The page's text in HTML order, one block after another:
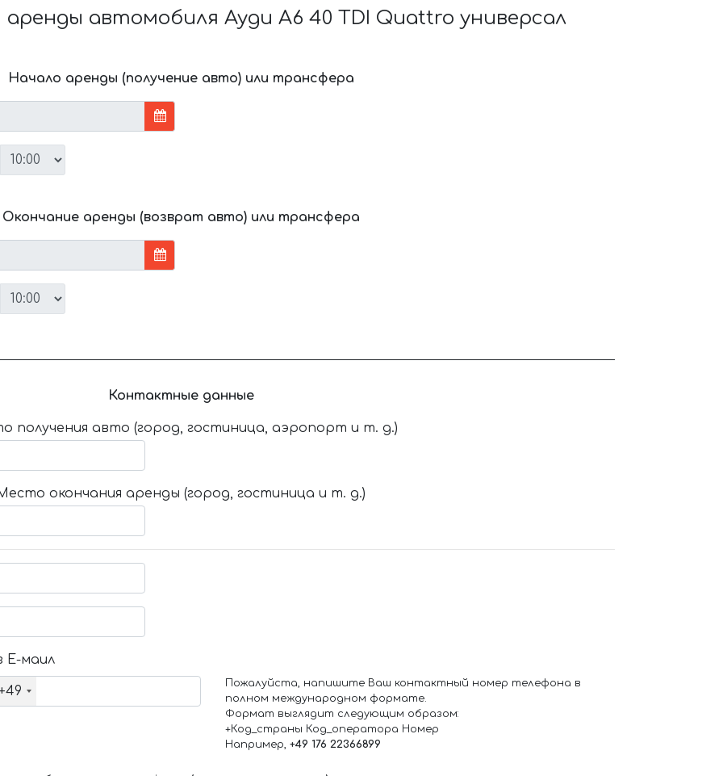
автомобиля Ауди A6 40 TDI Quattro универсал
Начало аренды (получение авто) или трансфера
Окончание аренды (возврат авто) или трансфера
Контактные данные
получения авто (город, гостиница, аэропорт и т. д.)
окончания аренды (город, гостиница и т. д.)
Е-маил
Пожалуйста, напишите Ваш контактный номер телефона в
полном международном формате.
Формат выглядит следующим образом:
+Код_страны Код_оператора Номер
Например, +49 176 22366899